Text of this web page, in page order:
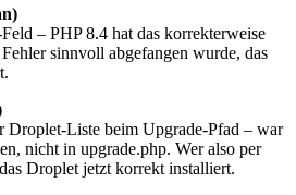
– PHP 8.4 hat das korrekterweise
sinnvoll abgefangen wurde, das
Liste beim Upgrade-Pfad – war
nicht in upgrade.php. Wer also per
Droplet jetzt korrekt installiert.